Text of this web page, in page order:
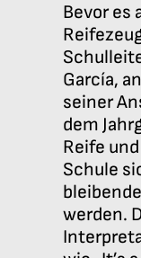
Bevor es
García,
seiner
dem
Reife
Schule
werden.